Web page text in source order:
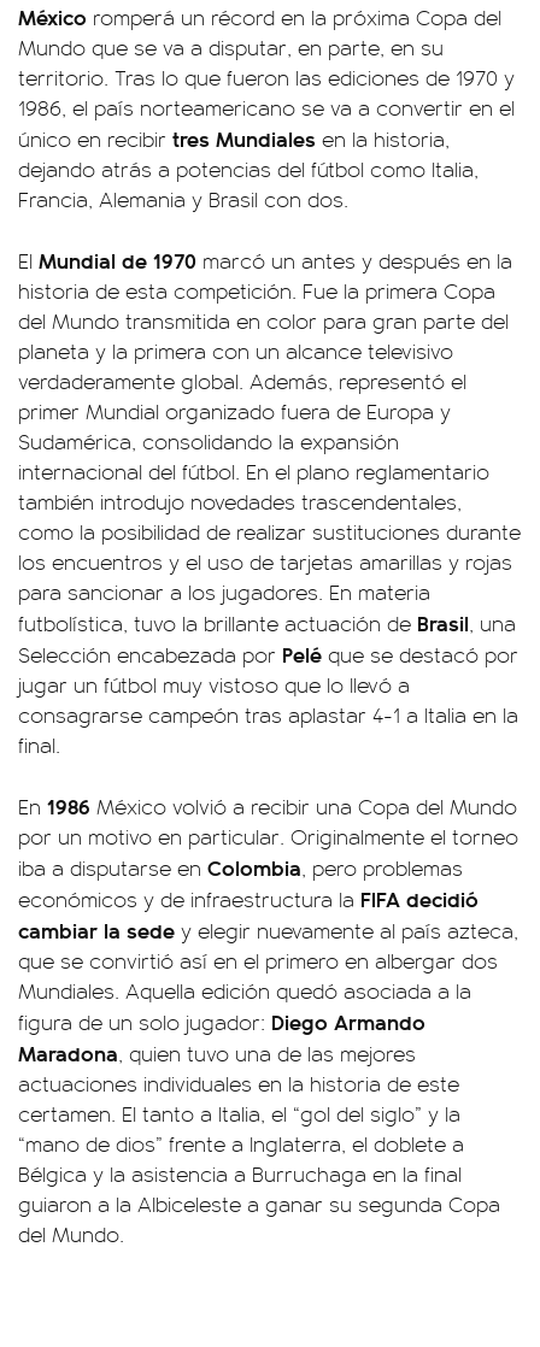
México romperá un récord en la próxima Copa del
Mundo que se va a disputar, en parte, en su
territorio. Tras lo que fueron las ediciones de 1970 y
1986, el país norteamericano se va a convertir en el
único en recibir tres Mundiales en la historia,
dejando atrás a potencias del fútbol como Italia,
Francia, Alemania y Brasil con dos.
El Mundial de 1970 marcó un antes y después en la
historia de esta competición. Fue la primera Copa
del Mundo transmitida en color para gran parte del
planeta y la primera con un alcance televisivo
verdaderamente global. Además, representó el
primer Mundial organizado fuera de Europa y
Sudamérica, consolidando la expansión
internacional del fútbol. En el plano reglamentario
también introdujo novedades trascendentales,
como la posibilidad de realizar sustituciones durante
los encuentros y el uso de tarjetas amarillas y rojas
para sancionar a los jugadores. En materia
futbolística, tuvo la brillante actuación de Brasil, una
Selección encabezada por Pelé que se destacó por
jugar un fútbol muy vistoso que lo llevó a
consagrarse campeón tras aplastar 4-1 a Italia en la
final.
En 1986 México volvió a recibir una Copa del Mundo
por un motivo en particular. Originalmente el torneo
iba a disputarse en Colombia, pero problemas
económicos y de infraestructura la FIFA decidió
cambiar la sede y elegir nuevamente al país azteca,
que se convirtió así en el primero en albergar dos
Mundiales. Aquella edición quedó asociada a la
figura de un solo jugador: Diego Armando
Maradona, quien tuvo una de las mejores
actuaciones individuales en la historia de este
certamen. El tanto a Italia, el “gol del siglo” y la
“mano de dios” frente a Inglaterra, el doblete a
Bélgica y la asistencia a Burruchaga en la final
guiaron a la Albiceleste a ganar su segunda Copa
del Mundo.